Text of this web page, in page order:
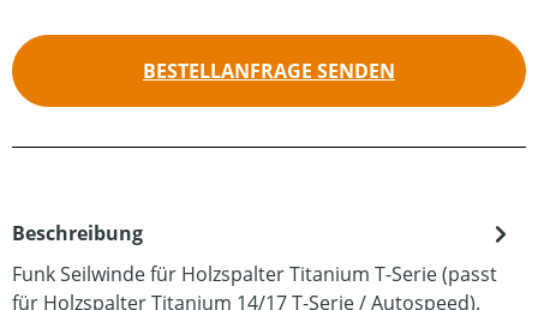
BESTELLANFRAGE SENDEN
Beschreibung
Funk Seilwinde für Holzspalter Titanium T-Serie (passt
für Holzspalter Titanium 14/17 T-Serie / Autospeed).